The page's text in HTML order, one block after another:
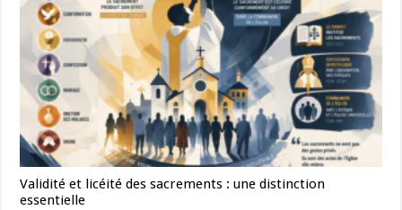
Validité et licéité des sacrements : une distinction
essentielle